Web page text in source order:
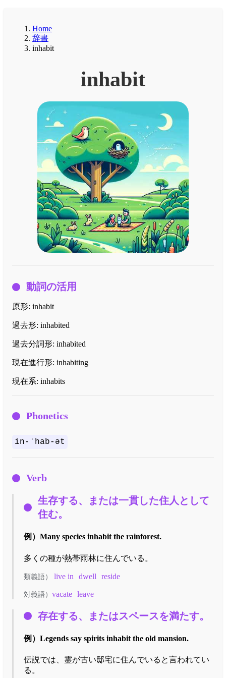
Home
辞書
inhabit
inhabit
動詞の活用
原形: inhabit
過去形: inhabited
過去分詞形: inhabited
現在進行形: inhabiting
現在系: inhabits
Phonetics
in-ˈhab-ət
Verb
生存する、または一貫した住人として
住む。
例） Many species inhabit the rainforest.
多くの種が熱帯雨林に住んでいる。
類義語） live in dwell reside
対義語） vacate leave
存在する、またはスペースを満たす。
例） Legends say spirits inhabit the old mansion.
伝説では、霊が古い邸宅に住んでいると言われてい
る。